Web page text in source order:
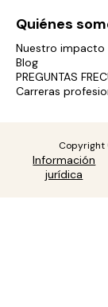
Quiénes
Nuestro impacto
Blog
PREGUNTAS
Carreras
Copyright
Información
jurídica